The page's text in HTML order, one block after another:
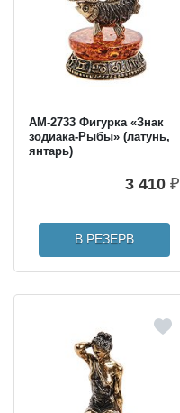
AM-2733 Фигурка «Знак
зодиака-Рыбы» (латунь,
янтарь)
3 410 ₽
В РЕЗЕРВ